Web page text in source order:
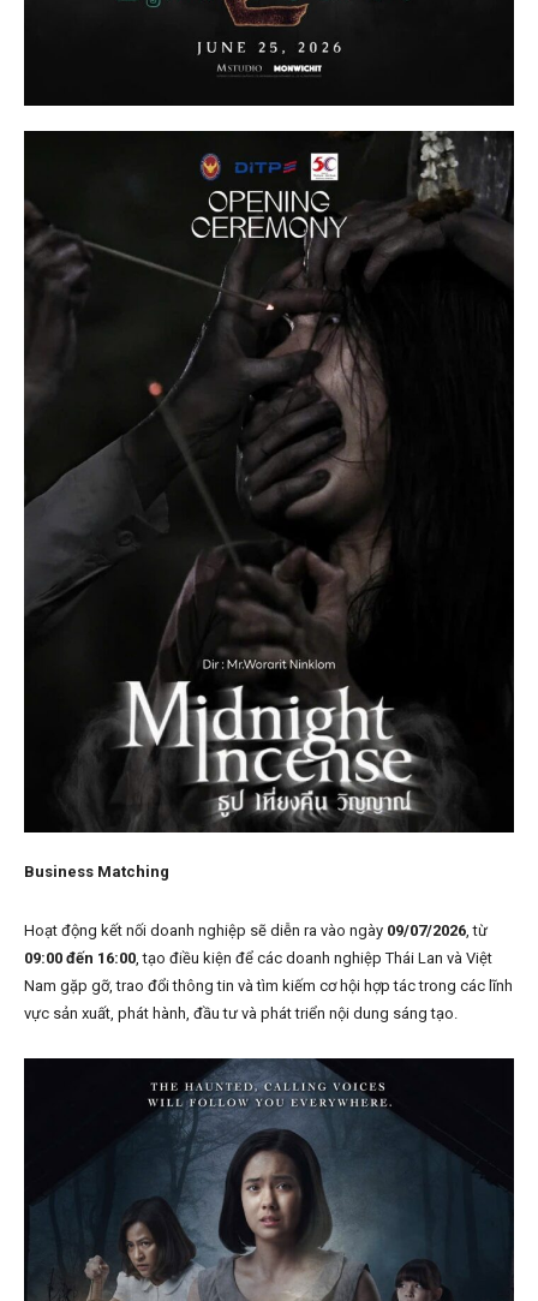
Business Matching
Hoạt động kết nối doanh nghiệp sẽ diễn ra vào ngày 09/07/2026, từ
09:00 đến 16:00, tạo điều kiện để các doanh nghiệp Thái Lan và Việt
Nam gặp gỡ, trao đổi thông tin và tìm kiếm cơ hội hợp tác trong các lĩnh
vực sản xuất, phát hành, đầu tư và phát triển nội dung sáng tạo.